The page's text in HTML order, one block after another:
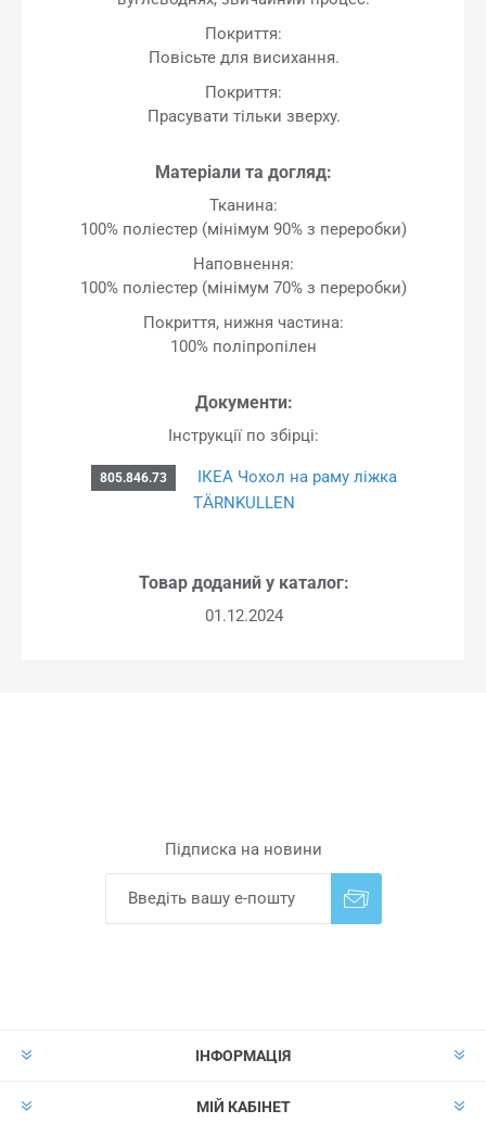
Покриття:
Повісьте для висихання.
Покриття:
Прасувати тільки зверху.
Матеріали та догляд:
Тканина:
100% поліестер (мінімум 90% з переробки)
Наповнення:
100% поліестер (мінімум 70% з переробки)
Покриття, нижня частина:
100% поліпропілен
Документи:
Інструкції по збірці:
805.846.73
ІКЕА Чохол на раму ліжка
TÄRNKULLEN
Товар доданий у каталог:
01.12.2024
Підписка на новини
ІНФОРМАЦІЯ
МІЙ КАБІНЕТ